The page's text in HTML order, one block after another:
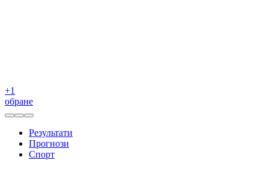
+1
обране
Результати
Прогнози
Спорт